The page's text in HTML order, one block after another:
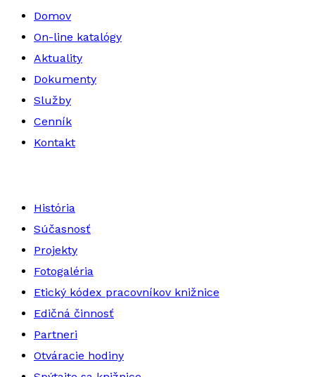
Domov
On-line katalógy
Aktuality
Dokumenty
Služby
Cenník
Kontakt
História
Súčasnosť
Projekty
Fotogaléria
Etický kódex pracovníkov knižnice
Edičná činnosť
Partneri
Otváracie hodiny